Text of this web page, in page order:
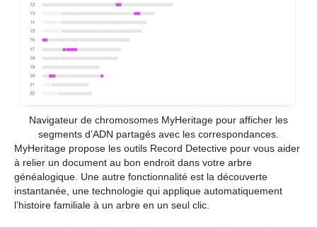
Navigateur de chromosomes MyHeritage pour afficher les
segments d’ADN partagés avec les correspondances.
MyHeritage propose les outils Record Detective pour vous aider
à relier un document au bon endroit dans votre arbre
généalogique. Une autre fonctionnalité est la découverte
instantanée, une technologie qui applique automatiquement
l’histoire familiale à un arbre en un seul clic.